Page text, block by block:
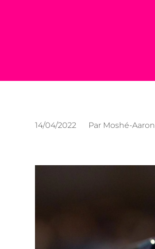
14/04/2022 Par Moshé-Aaron